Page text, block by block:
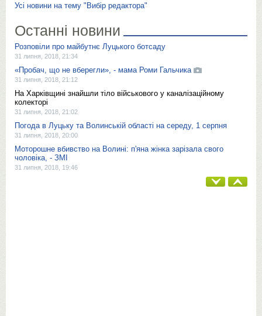
Усі новини на тему "Вибір редактора"
Останні новини
Розповіли про майбутнє Луцького ботсаду
31 липня, 2018, 21:34
«Пробач, що не вберегли», - мама Роми Гальчика
31 липня, 2018, 21:12
На Харківщині знайшли тіло військового у каналізаційному
колекторі
31 липня, 2018, 21:02
Погода в Луцьку та Волинській області на середу, 1 серпня
31 липня, 2018, 20:00
Моторошне вбивство на Волині: п'яна жінка зарізала свого
чоловіка, - ЗМІ
31 липня, 2018, 19:46